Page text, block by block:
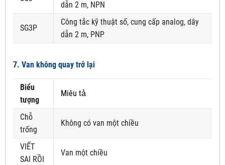
dẫn 2 m, NPN
SG3P
Công tắc kỹ thuật số, cung cấp analog, dây
dẫn 2 m, PNP
7. Van không quay trở lại
Biểu
tượng
Miêu tả
Chỗ
trống
Không có van một chiều
VIẾT
SAI RỒI
Van một chiều